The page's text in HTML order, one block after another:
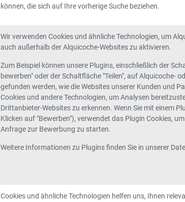
können, die sich auf Ihre vorherige Suche beziehen.
Wir verwenden Cookies und ähnliche Technologien, um
auch außerhalb der Alquicoche-Websites zu aktivieren.
Zum Beispiel können unsere Plugins, einschließlich der
bewerben" oder der Schaltfläche "Teilen", auf Alquicoche-
gefunden werden, wie die Websites unserer Kunden und
Cookies und andere Technologien, um Analysen
Drittanbieter-Websites zu erkennen. Wenn Sie mit einem
Klicken auf "Bewerben"), verwendet das Plugin Cookies,
Anfrage zur Bewerbung zu starten.
Weitere Informationen zu Plugins finden Sie in unserer
Cookies und ähnliche Technologien helfen uns, Ihnen